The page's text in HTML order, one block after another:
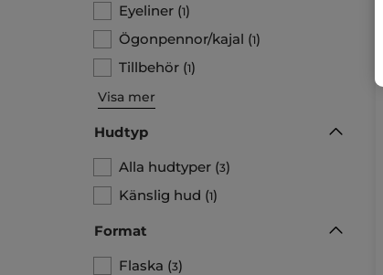
Eyeliner (1)
Ögonpennor/kajal (1)
Tillbehör (1)
Visa mer
Hudtyp
Alla hudtyper (3)
Känslig hud (1)
Format
Flaska (3)